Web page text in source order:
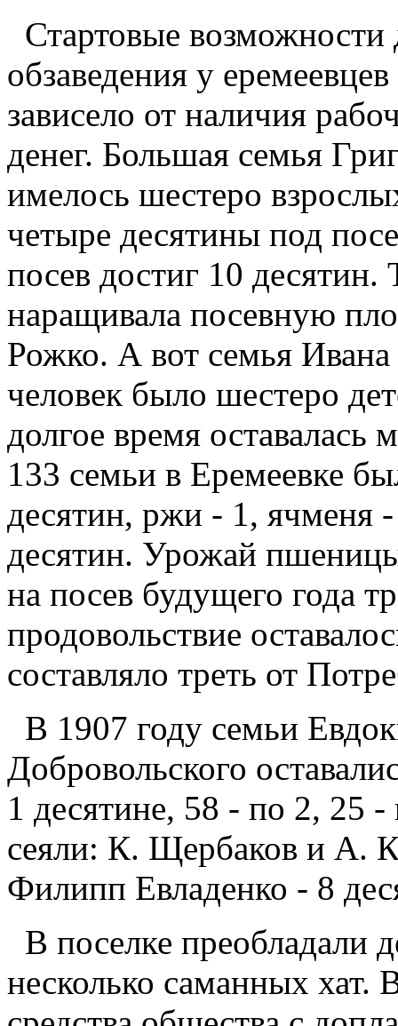
Стартовые возможности
обзаведения у
зависело от наличия
денег. Большая семья
имелось шестеро
четыре десятины под
посев достиг 10
наращивала посевную
Рожко. А вот семья
человек было шестеро
долгое время
133 семьи в Еремеевке
десятин, ржи - 1, ячменя
десятин. Урожай
на посев будущего года
продовольствие
составляло треть от
В 1907 году семьи
Добровольского
1 десятине, 58 - по 2, 25
сеяли: К. Щербаков и А.
Филипп Евладенко - 8
В поселке преобладали
несколько саманных хат.